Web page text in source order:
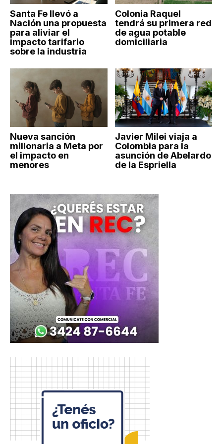
Santa Fe llevó a
Nación una propuesta
para aliviar el
impacto tarifario
sobre la industria
Colonia Raquel
tendrá su primera red
de agua potable
domiciliaria
Nueva sanción
millonaria a Meta por
el impacto en
menores
Javier Milei viaja a
Colombia para la
asunción de Abelardo
de la Espriella